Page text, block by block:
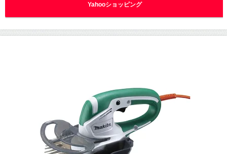
Yahooショッピング